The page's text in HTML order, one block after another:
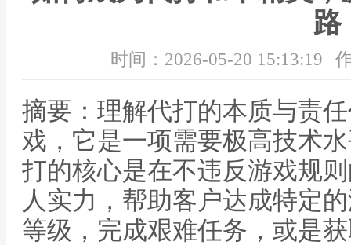
路
时间：2026-05-20 15:13:19
摘要：理解代打的本质与责
戏，它是一项需要极高技术
打的核心是在不违反游戏规
人实力，帮助客户达成特定
等级，完成艰难任务，或是